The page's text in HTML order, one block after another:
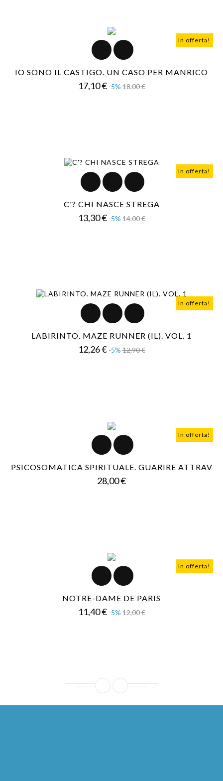
In offerta!
IO SONO IL CASTIGO. UN CASO PER MANRICO
17,10 € Prezzo
-5% 18,00 €Prezzo
In offerta!
C'? CHI NASCE STREGA
13,30 € Prezzo
-5% 14,00 €Prezzo
In offerta!
LABIRINTO. MAZE RUNNER (IL). VOL. 1
12,26 € Prezzo
-5% 12,90 €Prezzo
In offerta!
PSICOSOMATICA SPIRITUALE. GUARIRE ATTRAV
28,00 €Prezzo
In offerta!
NOTRE-DAME DE PARIS
11,40 € Prezzo
-5% 12,00 €Prezzo